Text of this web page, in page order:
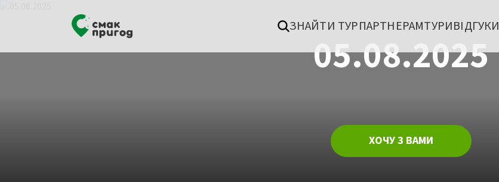
ЗНАЙТИ ТУРПАРТНЕРАМТУРИВІДГУКИ
05.08.2025
ХОЧУ З ВАМИ